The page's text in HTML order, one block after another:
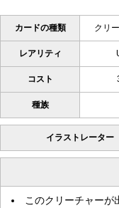
カードの種類 クリ
レアリティ
コスト
種族
イラストレーター
このクリーチャーが